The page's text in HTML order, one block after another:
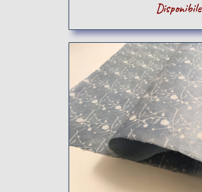
Disponibile